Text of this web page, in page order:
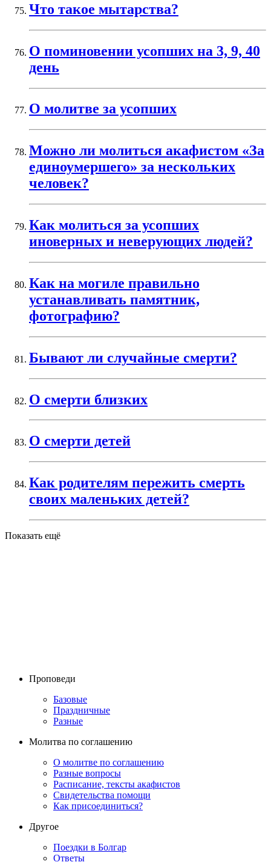
Что такое мытарства?
О поминовении усопших на 3, 9, 40
день
О молитве за усопших
Можно ли молиться акафистом «За
единоумершего» за нескольких
человек?
Как молиться за усопших
иноверных и неверующих людей?
Как на могиле правильно
устанавливать памятник,
фотографию?
Бывают ли случайные смерти?
О смерти близких
О смерти детей
Как родителям пережить смерть
своих маленьких детей?
Показать ещё
Проповеди
Базовые
Праздничные
Разные
Молитва по соглашению
О молитве по соглашению
Разные вопросы
Расписание, тексты акафистов
Свидетельства помощи
Как присоединиться?
Другое
Поездки в Болгар
Ответы